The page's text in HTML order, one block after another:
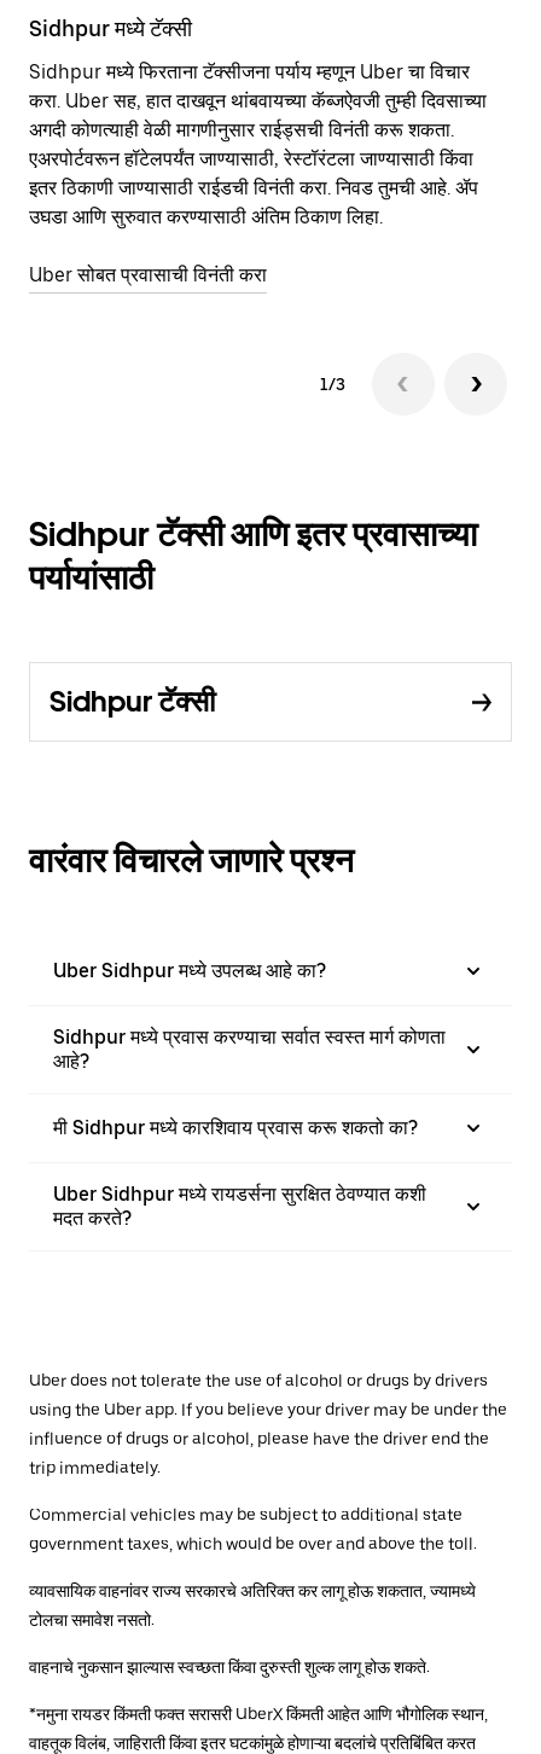
Sidhpur मध्ये टॅक्सी
Sidhpur मध्ये फिरताना टॅक्सीजना पर्याय म्हणून Uber चा विचार
करा. Uber सह, हात दाखवून थांबवायच्या कॅब्जऐवजी तुम्ही दिवसाच्या
अगदी कोणत्याही वेळी मागणीनुसार राईड्सची विनंती करू शकता.
एअरपोर्टवरून हॉटेलपर्यंत जाण्यासाठी, रेस्टॉरंटला जाण्यासाठी किंवा
इतर‍ ठिकाणी जाण्यासाठी राईडची विनंती करा. निवड तुमची आहे. ॲप
उघडा आणि सुरुवात करण्यासाठी अंतिम ठिकाण लिहा.
Uber सोबत प्रवासाची विनंती करा
1/3
Sidhpur टॅक्सी आणि इतर प्रवासाच्या
पर्यायांसाठी
Sidhpur टॅक्सी
वारंवार विचारले जाणारे प्रश्न
Uber Sidhpur मध्ये उपलब्ध आहे का?
Sidhpur मध्ये प्रवास करण्याचा सर्वात स्वस्त मार्ग कोणता
आहे?
मी Sidhpur मध्ये कारशिवाय प्रवास करू शकतो का?
Uber Sidhpur मध्ये रायडर्सना सुरक्षित ठेवण्यात कशी
मदत करते?
Uber does not tolerate the use of alcohol or drugs by drivers
using the Uber app. If you believe your driver may be under the
influence of drugs or alcohol, please have the driver end the
trip immediately.
Commercial vehicles may be subject to additional state
government taxes, which would be over and above the toll.
व्यावसायिक वाहनांवर राज्य सरकारचे अतिरिक्त कर लागू होऊ शकतात, ज्यामध्ये
टोलचा समावेश नसतो.
वाहनाचे नुकसान झाल्यास स्वच्छता किंवा दुरुस्ती शुल्क लागू होऊ शकते.
*नमुना रायडर किंमती फक्त सरासरी UberX किंमती आहेत आणि भौगोलिक स्थान,
वाहतूक विलंब, जाहिराती किंवा इतर घटकांमुळे होणाऱ्या बदलांचे प्रतिबिंबित करत